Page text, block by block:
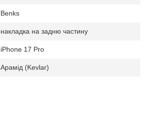
Benks
накладка на задню частину
iPhone 17 Pro
Арамід (Kevlar)